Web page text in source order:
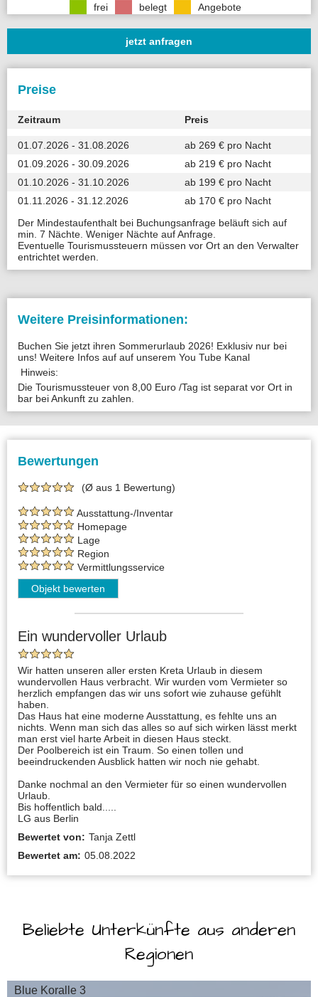
frei belegt Angebote
jetzt anfragen
Preise
Zeitraum Preis
01.07.2026 - 31.08.2026
ab 269 € pro Nacht
01.09.2026 - 30.09.2026
ab 219 € pro Nacht
01.10.2026 - 31.10.2026
ab 199 € pro Nacht
01.11.2026 - 31.12.2026
ab 170 € pro Nacht
Der Mindestaufenthalt bei Buchungsanfrage beläuft sich auf
min. 7 Nächte. Weniger Nächte auf Anfrage.
Eventuelle Tourismussteuern müssen vor Ort an den Verwalter
entrichtet werden.
Weitere Preisinformationen:
Buchen Sie jetzt ihren Sommerurlaub 2026! Exklusiv nur bei
uns! Weitere Infos auf auf unserem You Tube Kanal
Hinweis:
Die Tourismussteuer von 8,00 Euro /Tag ist separat vor Ort in
bar bei Ankunft zu zahlen.
Bewertungen
(Ø aus 1 Bewertung)
Ausstattung-/Inventar
Homepage
Lage
Region
Vermittlungsservice
Objekt bewerten
Ein wundervoller Urlaub
Wir hatten unseren aller ersten Kreta Urlaub in diesem
wundervollen Haus verbracht. Wir wurden vom Vermieter so
herzlich empfangen das wir uns sofort wie zuhause gefühlt
haben.
Das Haus hat eine moderne Ausstattung, es fehlte uns an
nichts. Wenn man sich das alles so auf sich wirken lässt merkt
man erst viel harte Arbeit in diesen Haus steckt.
Der Poolbereich ist ein Traum. So einen tollen und
beeindruckenden Ausblick hatten wir noch nie gehabt.
Danke nochmal an den Vermieter für so einen wundervollen
Urlaub.
Bis hoffentlich bald.....
LG aus Berlin
Bewertet von: Tanja Zettl
Bewertet am: 05.08.2022
Beliebte Unterkünfte aus anderen
Regionen
Blue Koralle 3